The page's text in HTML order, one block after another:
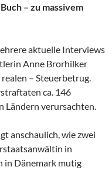
– zu massivem
aktuelle Interviews
Anne Brorhilker
– Steuerbetrug.
ca. 146
Ländern verursachten.
anschaulich, wie zwei
in
in Dänemark mutig